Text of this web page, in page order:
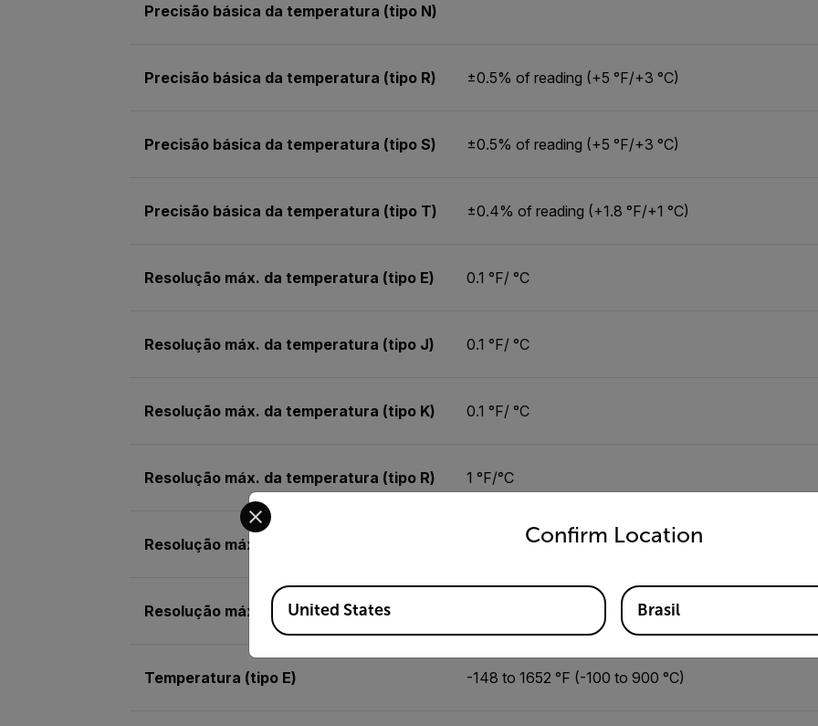
Precisão básica da temperatura (tipo N)
Precisão básica da temperatura (tipo R) ±0.5% of reading (+5 °F/+3 °C)
Precisão básica da temperatura (tipo S) ±0.5% of reading (+5 °F/+3 °C)
Precisão básica da temperatura (tipo T) ±0.4% of reading (+1.8 °F/+1 °C)
Resolução máx. da temperatura (tipo E) 0.1 °F/ °C
Resolução máx. da temperatura (tipo J) 0.1 °F/ °C
Resolução máx. da temperatura (tipo K) 0.1 °F/ °C
Resolução máx. da temperatura (tipo R) 1 °F/°C
Resolução máx. da temperatura (tipo S)
Resolução máx. da temperatura (tipo T)
Temperatura (tipo E) -148 to 1652 °F (-100 to 900 °C)
Confirm Location
Select your preferred country and language from the options below to access the
Available Locations
United States Brasil